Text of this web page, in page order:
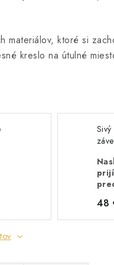
materiálov, ktoré si
kreslo na útulné
48